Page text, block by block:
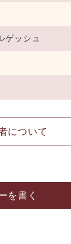
ゲッシュ
について
を書く